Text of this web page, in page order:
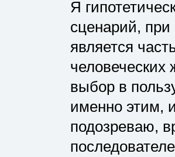
Я
сценарий, при
является
человеческих
выбор в
именно этим,
подозреваю,